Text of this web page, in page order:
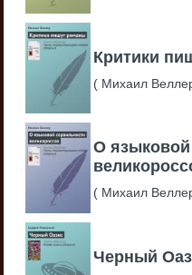
Критики
( Михаил
О языковой
( Михаил
Черный